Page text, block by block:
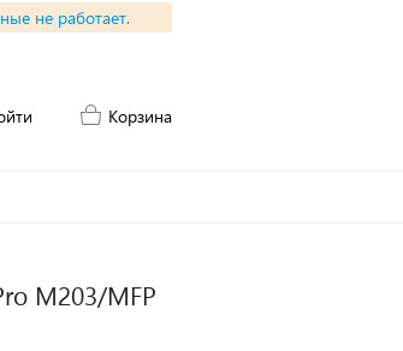
не работает.
Корзина
M203/MFP